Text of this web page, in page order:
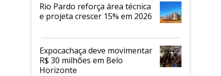
Rio Pardo reforça área técnica
e projeta crescer 15% em 2026
Expocachaça deve movimentar
R$ 30 milhões em Belo
Horizonte